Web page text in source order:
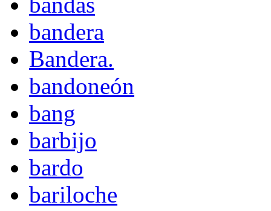
bandera
Bandera.
bandoneón
bang
barbijo
bardo
bariloche